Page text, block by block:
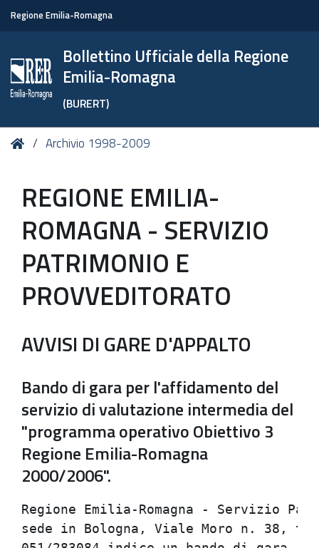
Regione Emilia-Romagna
Bollettino Ufficiale della Regione
Emilia-Romagna
(BURERT)
Tu HomeArchivio 1998-2009
REGIONE EMILIA-
ROMAGNA - SERVIZIO
PATRIMONIO E
PROVVEDITORATO
AVVISI DI GARE D'APPALTO
Bando di gara per l'affidamento del
servizio di valutazione intermedia del
"programma operativo Obiettivo 3
Regione Emilia-Romagna
2000/2006".
Regione Emilia-Romagna -
sede in Bologna, Viale